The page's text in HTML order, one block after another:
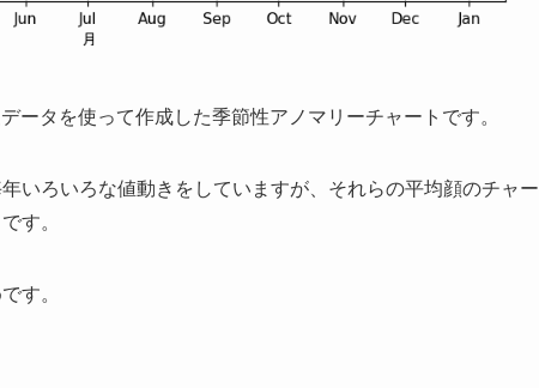
ータを使って作成した季節性アノマリーチャートです。
いろいろな値動きをしていますが、それらの平均顔のチャー
す。
す。